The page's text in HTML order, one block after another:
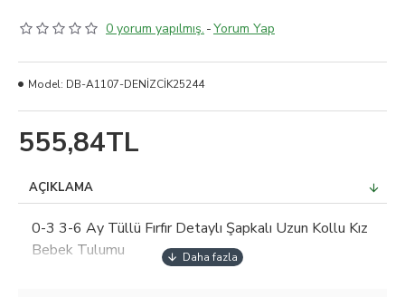
0 yorum yapılmış. -Yorum Yap
555,84TL
Model: DB-A1107-DENİZCİK25244
AÇIKLAMA
0-3 3-6 Ay Tüllü Fırfır Detaylı Şapkalı Uzun Kollu Kız
Bebek Tulumu